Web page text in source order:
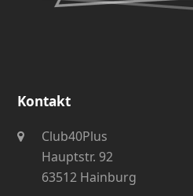
Kontakt
Club40Plus
Hauptstr. 92
63512 Hainburg